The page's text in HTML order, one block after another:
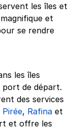
les îles et
et
se rendre
les îles
port de départ.
des services
Pirée, Rafina et
et offre les